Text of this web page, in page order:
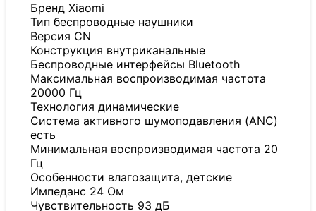
Бренд Xiaomi
Тип беспроводные наушники
Версия CN
Конструкция внутриканальные
Беспроводные интерфейсы Bluetooth
Максимальная воспроизводимая частота
20000 Гц
Технология динамические
Система активного шумоподавления (ANC)
есть
Минимальная воспроизводимая частота 20
Гц
Особенности влагозащита, детские
Импеданс 24 Ом
Чувствительность 93 дБ